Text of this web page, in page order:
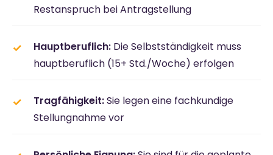
Restanspruch bei Antragstellung
Hauptberuflich: Die Selbstständigkeit muss
hauptberuflich (15+ Std./Woche) erfolgen
Tragfähigkeit:Sie legen eine fachkundige
Stellungnahme vor